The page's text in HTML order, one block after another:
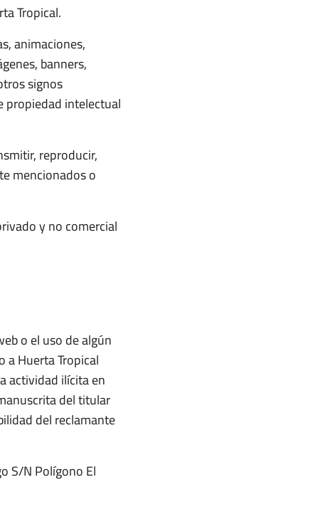
Tropical.
animaciones,
banners,
signos
propiedad intelectual
reproducir,
mencionados o
y no comercial
o el uso de algún
Huerta Tropical
actividad ilícita en
del titular
del reclamante
S/N Polígono El